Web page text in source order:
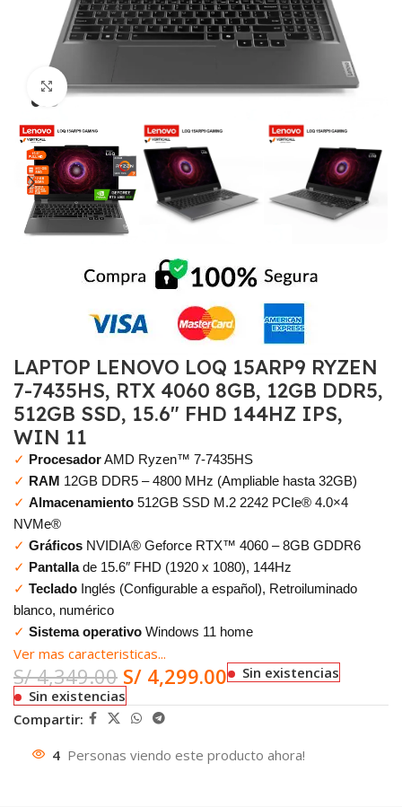
Click to enlarge
LAPTOP LENOVO LOQ 15ARP9 RYZEN
7-7435HS, RTX 4060 8GB, 12GB DDR5,
512GB SSD, 15.6″ FHD 144HZ IPS,
WIN 11
✓ ProcesadorAMD Ryzen™ 7-7435HS
✓ RAM 12GB DDR5 – 4800 MHz (Ampliable hasta 32GB)
✓ Almacenamiento 512GB SSD M.2 2242 PCIe® 4.0×4
NVMe®
✓ Gráficos NVIDIA® Geforce RTX™ 4060 – 8GB GDDR6
✓ Pantallade 15.6″ FHD (1920 x 1080), 144Hz
✓ Teclado Inglés (Configurable a español), Retroiluminado
blanco, numérico
✓ Sistema operativo Windows 11 home
Ver mas caracteristicas...
S/4,349.00 S/ 4,299.00
Sin existencias
Sin existencias
Compartir:
4 Personas viendo este producto ahora!